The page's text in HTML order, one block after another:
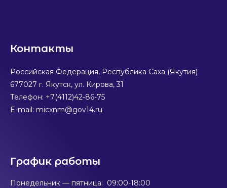
Контакты
Российская Федерация, Республика Саха (Якутия)
677027 г. Якутск, ул. Кирова, 31
Телефон: +7(4112)42-86-75
E-mail: micxnm@gov14.ru
График работы
Понедельник — пятница: 09:00-18:00